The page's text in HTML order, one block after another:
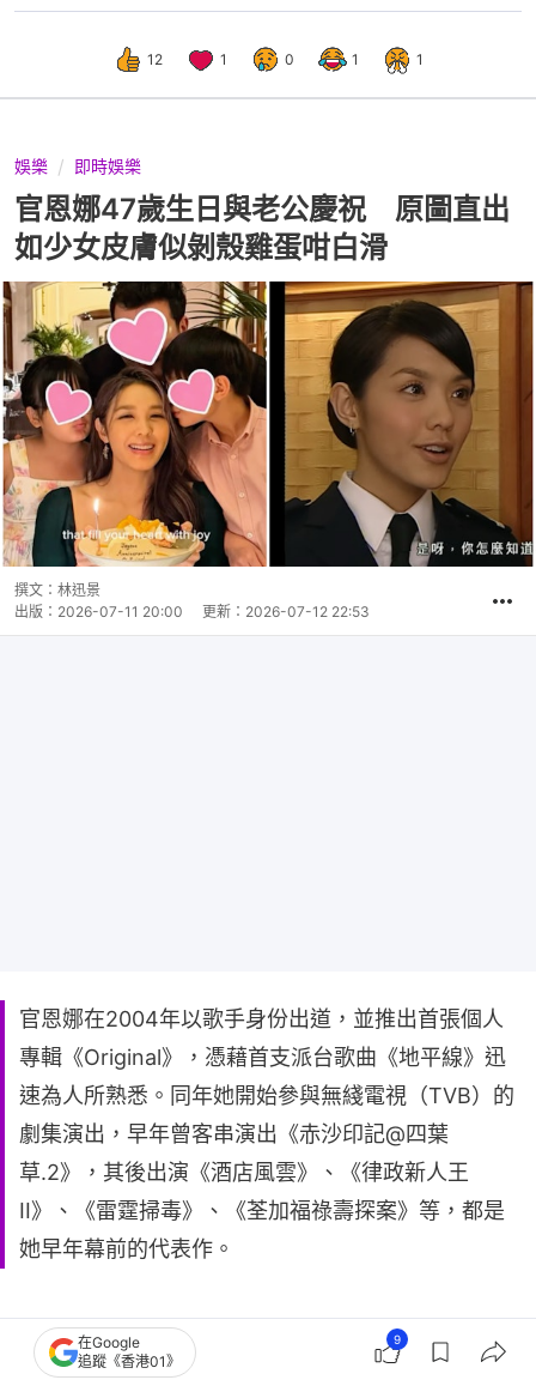
12 1 0 1 1
娛樂 即時娛樂
官恩娜47歲生日與老公慶祝 原圖直出
如少女皮膚似剝殼雞蛋咁白滑
撰文： 林迅景
出版： 2026-07-11 20:00 更新： 2026-07-12 22:53
官恩娜在2004年以歌手身份出道，並推出首張個人
專輯《Original》，憑藉首支派台歌曲《地平線》迅
速為人所熟悉。同年她開始參與無綫電視（TVB）的
劇集演出，早年曾客串演出《赤沙印記@四葉
草.2》，其後出演《酒店風雲》、《律政新人王
II》、《雷霆掃毒》、《荃加福祿壽探案》等，都是
她早年幕前的代表作。
在Google
追蹤《香港01》
9